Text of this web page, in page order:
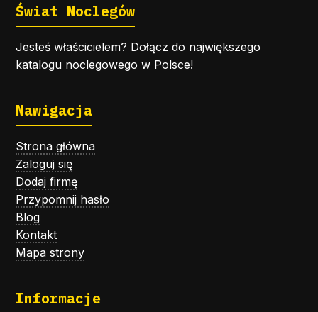
Świat Noclegów
Jesteś właścicielem? Dołącz do największego
katalogu noclegowego w Polsce!
Nawigacja
Strona główna
Zaloguj się
Dodaj firmę
Przypomnij hasło
Blog
Kontakt
Mapa strony
Informacje